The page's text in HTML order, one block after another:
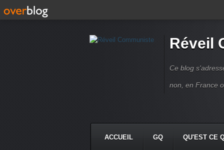
Réveil
Ce blog
non, en France
ACCUEIL GQ QU'EST CE